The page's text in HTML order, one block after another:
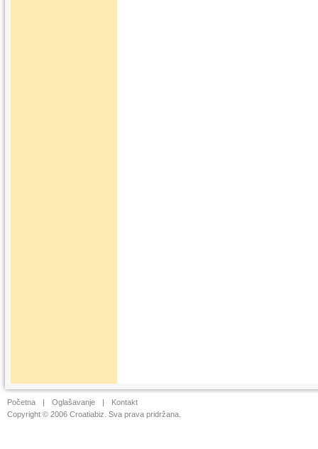
Početna | Oglašavanje |
Kontakt
Copyright © 2006 Croatiabiz. Sva prava pridržana.